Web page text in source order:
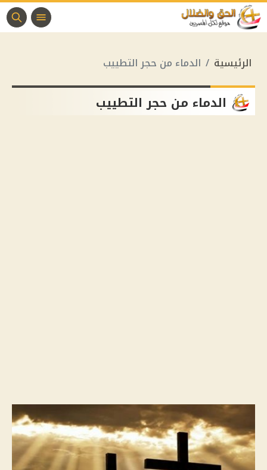
الرئيسية الدماء من حجر التطييب
الدماء من حجر التطييب